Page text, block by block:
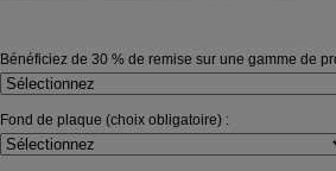
Bénéficiez de 30 % de remise sur une gamme de
Fond de plaque (choix obligatoire) :